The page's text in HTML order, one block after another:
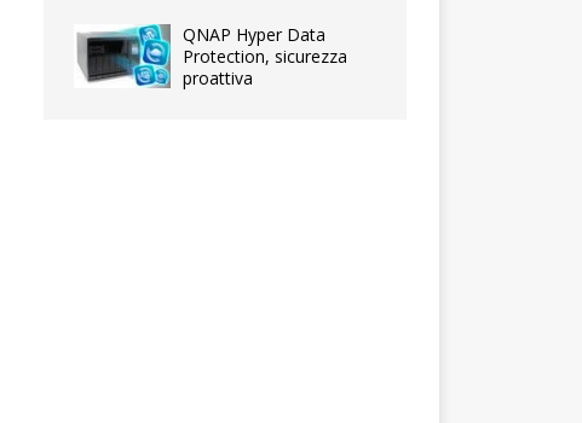
QNAP Hyper Data
Protection, sicurezza
proattiva